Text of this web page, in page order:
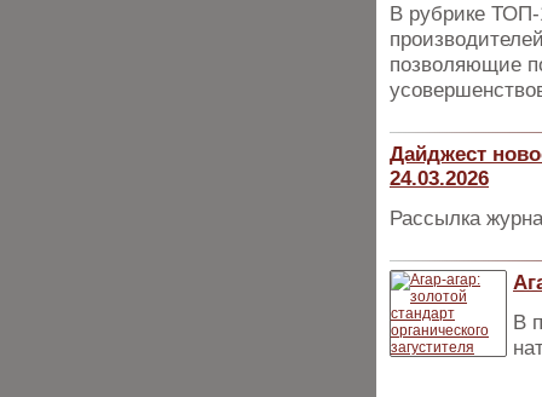
В рубрике
позволяющие
Дайджест
24.03.2026
Рассылка
В